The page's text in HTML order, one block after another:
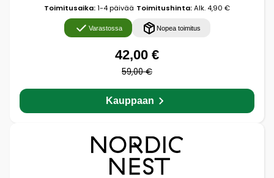
Toimitusaika:1-4 päivää Toimitushinta:Alk. 4,90 €
Varastossa Nopea toimitus
42,00 €
59,00 €
Kauppaan